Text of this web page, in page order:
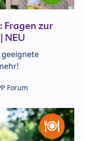
Fragen zur
NEU
Forum